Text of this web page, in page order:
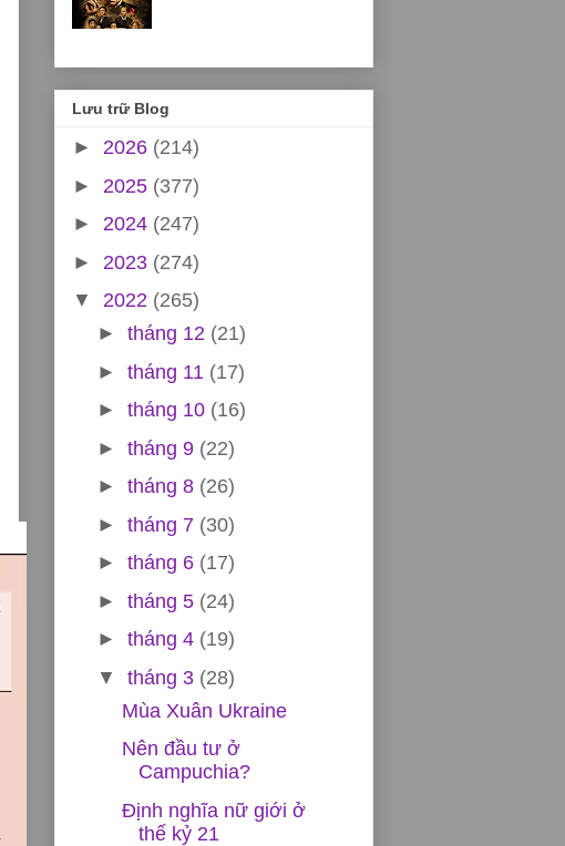
Lưu trữ Blog
► 2026 (214)
► 2025 (377)
► 2024 (247)
► 2023 (274)
▼ 2022 (265)
► tháng 12 (21)
► tháng 11 (17)
► tháng 10 (16)
► tháng 9 (22)
► tháng 8 (26)
► tháng 7 (30)
► tháng 6 (17)
► tháng 5 (24)
► tháng 4 (19)
▼ tháng 3 (28)
Mùa Xuân Ukraine
Nên đầu tư ở
Campuchia?
Định nghĩa nữ giới ở
thế kỷ 21